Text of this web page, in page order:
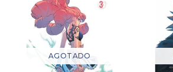
AGOTADO